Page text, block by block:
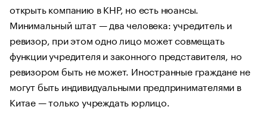
открыть компанию в КНР, но есть нюансы.
Минимальный штат — два человека: учредитель и
ревизор, при этом одно лицо может совмещать
функции учредителя и законного представителя, но
ревизором быть не может. Иностранные граждане не
могут быть индивидуальными предпринимателями в
Китае — только учреждать юрлицо.